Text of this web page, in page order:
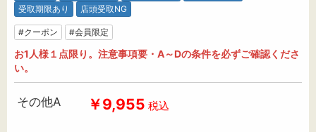
受取期限あり
店頭受取NG
#クーポン #会員限定
お1人様１点限り。注意事項要・A～Dの条件を必ずご確認くださ
い。
その他A ￥9,955 税込